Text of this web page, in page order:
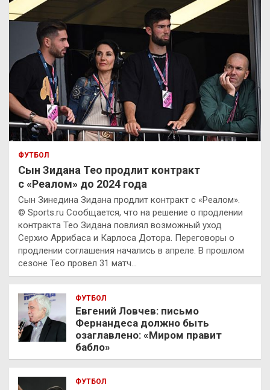
ФУТБОЛ
Сын Зидана Тео продлит контракт
с «Реалом» до 2024 года
Сын Зинедина Зидана продлит контракт с «Реалом».
© Sports.ru Сообщается, что на решение о продлении
контракта Тео Зидана повлиял возможный уход
Серхио Аррибаса и Карлоса Дотора. Переговоры о
продлении соглашения начались в апреле. В прошлом
сезоне Тео провел 31 матч…
ФУТБОЛ
Евгений Ловчев: письмо
Фернандеса должно быть
озаглавлено: «Миром правит
бабло»
ФУТБОЛ